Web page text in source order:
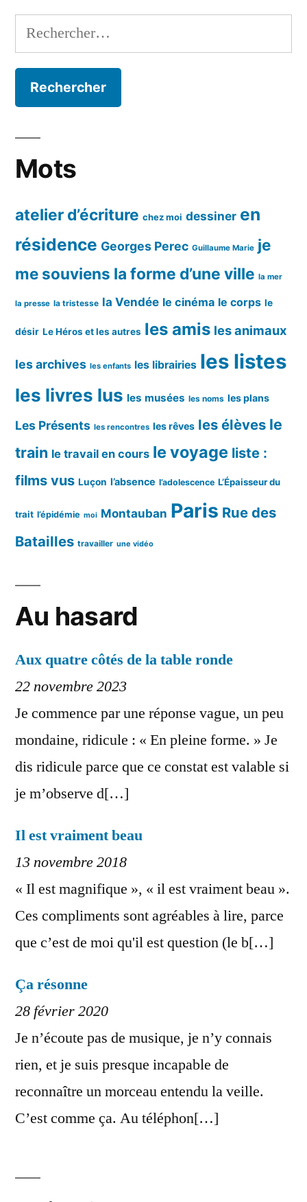
Rechercher :
Mots
atelier d’écriture chez moi dessiner en
résidence Georges Perec Guillaume Marie je
me souviens la forme d’une ville la mer
la presse la tristesse la Vendée le cinéma le corps le
désir Le Héros et les autres les amis les animaux
les archives les enfants les librairies les listes
les livres lus les musées les noms les plans
Les Présents les rencontres les rêves les élèves le
train le travail en cours le voyage liste :
films vus Luçon l’absence l’adolescence L’Épaisseur du
trait l’épidémie moi Montauban Paris Rue des
Batailles travailler une vidéo
Au hasard
Aux quatre côtés de la table ronde
22 novembre 2023
Je commence par une réponse vague, un peu
mondaine, ridicule : « En pleine forme. » Je
dis ridicule parce que ce constat est valable si
je m’observe d[…]
Il est vraiment beau
13 novembre 2018
« Il est magnifique », « il est vraiment beau ».
Ces compliments sont agréables à lire, parce
que c’est de moi qu'il est question (le b[…]
Ça résonne
28 février 2020
Je n’écoute pas de musique, je n’y connais
rien, et je suis presque incapable de
reconnaître un morceau entendu la veille.
C’est comme ça. Au téléphon[…]